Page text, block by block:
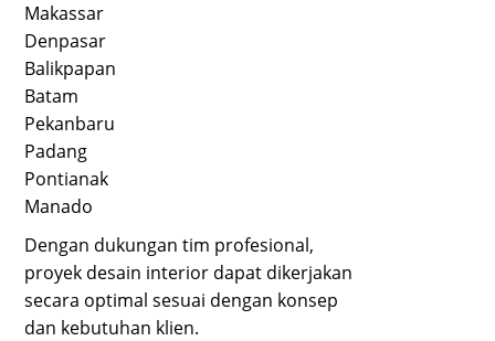
Makassar
Denpasar
Balikpapan
Batam
Pekanbaru
Padang
Pontianak
Manado
Dengan dukungan tim profesional,
proyek desain interior dapat dikerjakan
secara optimal sesuai dengan konsep
dan kebutuhan klien.